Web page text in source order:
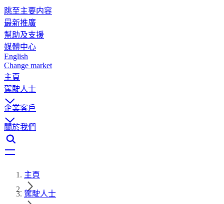
跳至主要内容
最新推廣
幫助及支援
媒體中心
English
Change market
主頁
駕駛人士
企業客戶
關於我們
主頁
駕駛人士